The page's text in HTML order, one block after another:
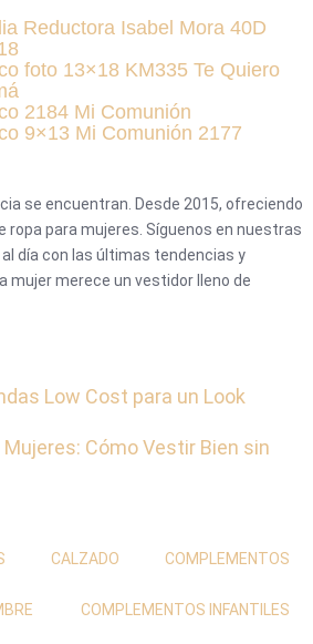
Reductora Isabel Mora 40D
foto 13×18 KM335 Te Quiero
2184 Mi Comunión
9×13 Mi Comunión 2177
se encuentran. Desde 2015, ofreciendo
ropa para mujeres. Síguenos en nuestras
día con las últimas tendencias y
mujer merece un vestidor lleno de
Low Cost para un Look
Cómo Vestir Bien sin
CALZADO COMPLEMENTOS
COMPLEMENTOS INFANTILES